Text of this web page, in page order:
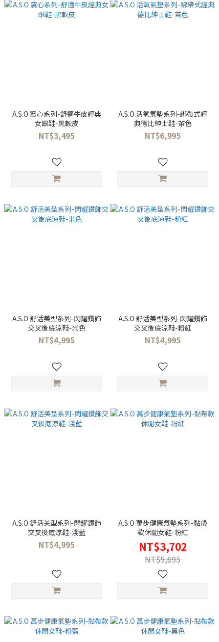
A.S.O 窩心系列-舒適牛皮經典
女跟鞋-黑軟皮
NT$3,495
A.S.O 活氧氣墊系列-綁帶式經
典德比紳士鞋-茶色
NT$6,995
A.S.O 舒活美型系列-閃耀鑽飾
交叉後底涼鞋-米色
NT$4,995
A.S.O 舒活美型系列-閃耀鑽飾
交叉後底涼鞋-粉紅
NT$4,995
A.S.O 舒活美型系列-閃耀鑽飾
交叉後底涼鞋-淺藍
NT$4,995
A.S.O 萬步健康氣墊系列-黏帶
款休閒女鞋-粉紅
NT$3,702
NT$5,695